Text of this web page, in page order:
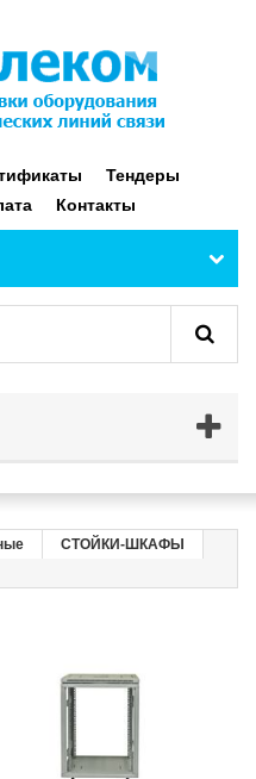
Тендеры
Контакты
СТОЙКИ-ШКАФЫ